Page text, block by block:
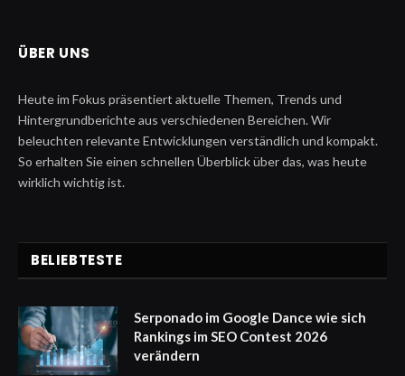
ÜBER UNS
Heute im Fokus präsentiert aktuelle Themen, Trends und
Hintergrundberichte aus verschiedenen Bereichen. Wir
beleuchten relevante Entwicklungen verständlich und kompakt.
So erhalten Sie einen schnellen Überblick über das, was heute
wirklich wichtig ist.
BELIEBTESTE
Serponado im Google Dance wie sich
Rankings im SEO Contest 2026
verändern